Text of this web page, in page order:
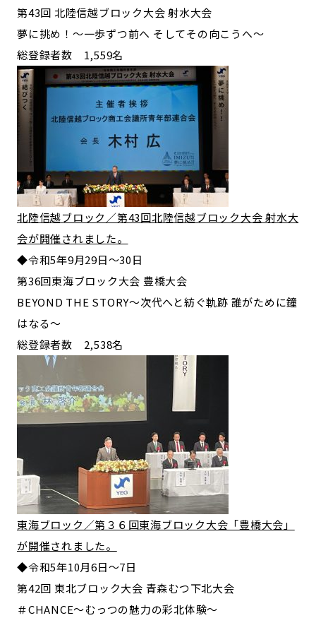
第43回 北陸信越ブロック大会 射水大会
夢に挑め！～一歩ずつ前へ そしてその向こうへ～
総登録者数 1,559名
北陸信越ブロック／第43回北陸信越ブロック大会 射水大
会が開催されました。
◆令和5年9月29日～30日
第36回東海ブロック大会 豊橋大会
BEYOND THE STORY～次代へと紡ぐ軌跡 誰がために鐘
はなる～
総登録者数 2,538名
東海ブロック／第３６回東海ブロック大会「豊橋大会」
が開催されました。
◆令和5年10月6日～7日
第42回 東北ブロック大会 青森むつ下北大会
＃CHANCE〜むっつの魅力の彩北体験〜